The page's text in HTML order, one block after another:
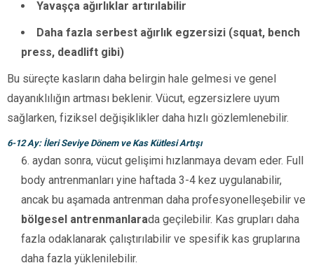
Yavaşça ağırlıklar artırılabilir
Daha fazla serbest ağırlık egzersizi (squat, bench
press, deadlift gibi)
Bu süreçte kasların daha belirgin hale gelmesi ve genel
dayanıklılığın artması beklenir. Vücut, egzersizlere uyum
sağlarken, fiziksel değişiklikler daha hızlı gözlemlenebilir.
6-12 Ay: İleri Seviye Dönem ve Kas Kütlesi Artışı
aydan sonra, vücut gelişimi hızlanmaya devam eder. Full
body antrenmanları yine haftada 3-4 kez uygulanabilir,
ancak bu aşamada antrenman daha profesyonelleşebilir ve
bölgesel antrenmanlarada geçilebilir. Kas grupları daha
fazla odaklanarak çalıştırılabilir ve spesifik kas gruplarına
daha fazla yüklenilebilir.